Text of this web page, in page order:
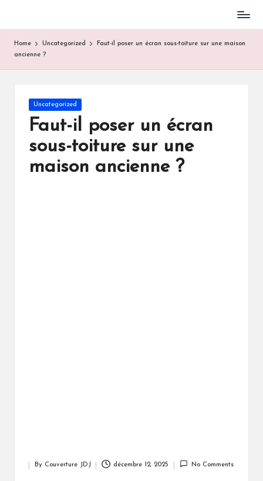
content
Home Uncategorized
Faut-il poser un écran sous-toiture sur une maison
ancienne ?
Posted
in
Uncategorized
Faut-il poser un écran
sous-toiture sur une
maison ancienne ?
By Couverture JDJ décembre 12, 2025 No Comments